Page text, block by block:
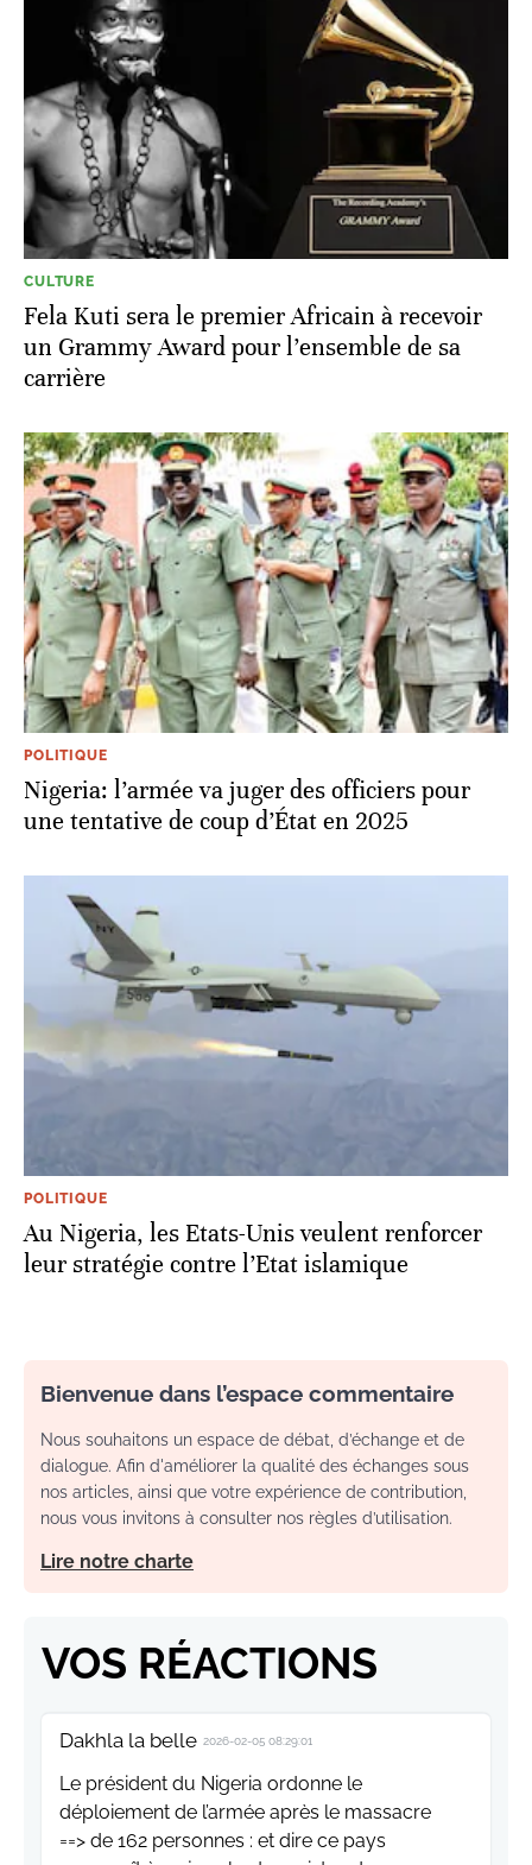
CULTURE
Fela Kuti sera le premier Africain à recevoir
un Grammy Award pour l’ensemble de sa
carrière
POLITIQUE
Nigeria: l’armée va juger des officiers pour
une tentative de coup d’État en 2025
POLITIQUE
Au Nigeria, les Etats-Unis veulent renforcer
leur stratégie contre l’Etat islamique
Bienvenue dans l’espace commentaire
Nous souhaitons un espace de débat, d’échange et de
dialogue. Afin d'améliorer la qualité des échanges sous
nos articles, ainsi que votre expérience de contribution,
nous vous invitons à consulter nos règles d’utilisation.
Lire notre charte
VOS RÉACTIONS
Dakhla la belle 2026-02-05 08:29:01
Le président du Nigeria ordonne le
déploiement de l’armée après le massacre
==> de 162 personnes : et dire ce pays